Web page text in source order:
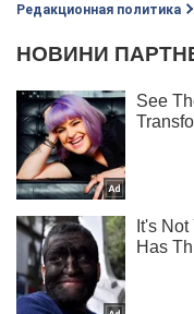
Редакционная политика